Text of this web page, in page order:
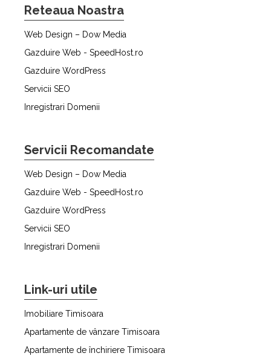
Reteaua Noastra
Web Design – Dow Media
Gazduire Web - SpeedHost.ro
Gazduire WordPress
Servicii SEO
Inregistrari Domenii
Servicii Recomandate
Web Design – Dow Media
Gazduire Web - SpeedHost.ro
Gazduire WordPress
Servicii SEO
Inregistrari Domenii
Link-uri utile
Imobiliare Timisoara
Apartamente de vânzare Timisoara
Apartamente de închiriere Timisoara